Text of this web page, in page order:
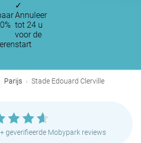
✓
Annuleer
tot 24 u
voor de
start
Parijs Stade Edouard Clerville
geverifieerde Mobypark reviews
P